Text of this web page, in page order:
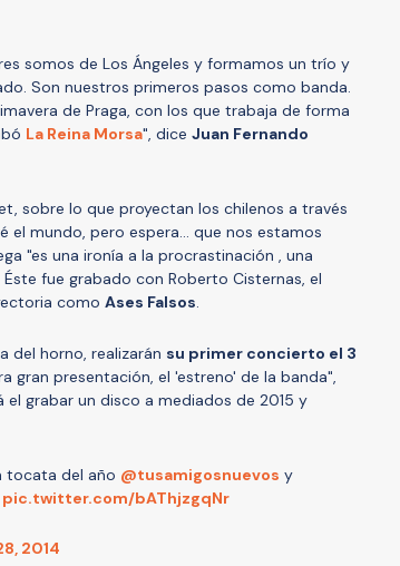
somos de Los Ángeles y formamos un trío y
Son nuestros primeros pasos como banda.
de Praga, con los que trabaja de forma
La Reina Morsa", dice Juan Fernando
sobre lo que proyectan los chilenos a través
el mundo, pero espera... que nos estamos
"es una ironía a la procrastinación , una
fue grabado con Roberto Cisternas, el
como Ases Falsos.
del horno, realizarán su primer concierto el 3
gran presentación, el 'estreno' de la banda",
el grabar un disco a mediados de 2015 y
tocata del año @tusamigosnuevos y
pic.twitter.com/bAThjzgqNr
2014